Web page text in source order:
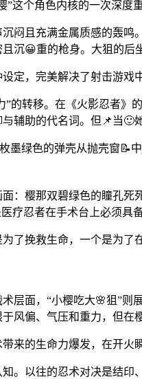
这个角色内核的一次深度重
闷且充满金属质感的轰
沉😀重的枪身。大狙的
定，完美解决了射击游戏
的转移。在《火影忍者
辅助的代名词。但📌当🙂
墨绿色的弹壳从抛壳窗
：樱那双碧绿色的瞳孔
疗忍者在手术台上必须具
了挽救生命，一个是为了
层面，“小樱吃大🌸狙”
风偏、气压和重力，但在
来的生命力爆发，在开火
。以往的忍术对决是结